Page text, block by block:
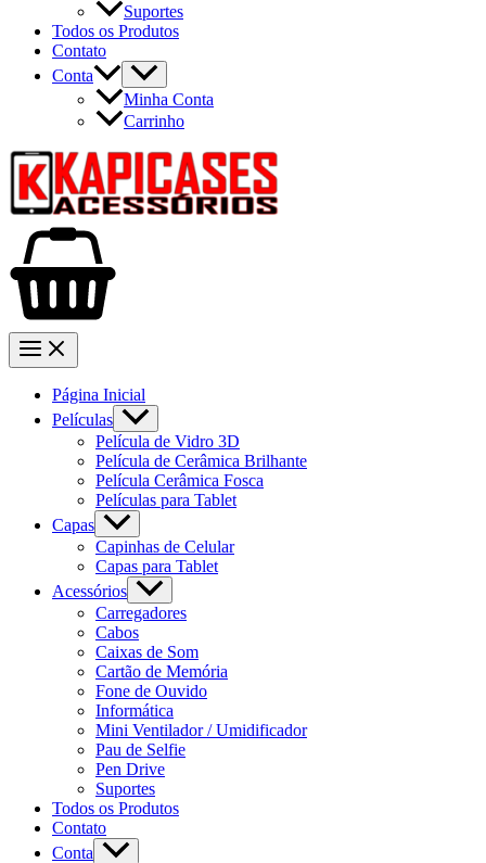
Suportes
Todos os Produtos
Contato
Conta
Minha Conta
Carrinho
Página Inicial
Películas
Película de Vidro 3D
Película de Cerâmica Brilhante
Película Cerâmica Fosca
Películas para Tablet
Capas
Capinhas de Celular
Capas para Tablet
Acessórios
Carregadores
Cabos
Caixas de Som
Cartão de Memória
Fone de Ouvido
Informática
Mini Ventilador / Umidificador
Pau de Selfie
Pen Drive
Suportes
Todos os Produtos
Contato
Conta